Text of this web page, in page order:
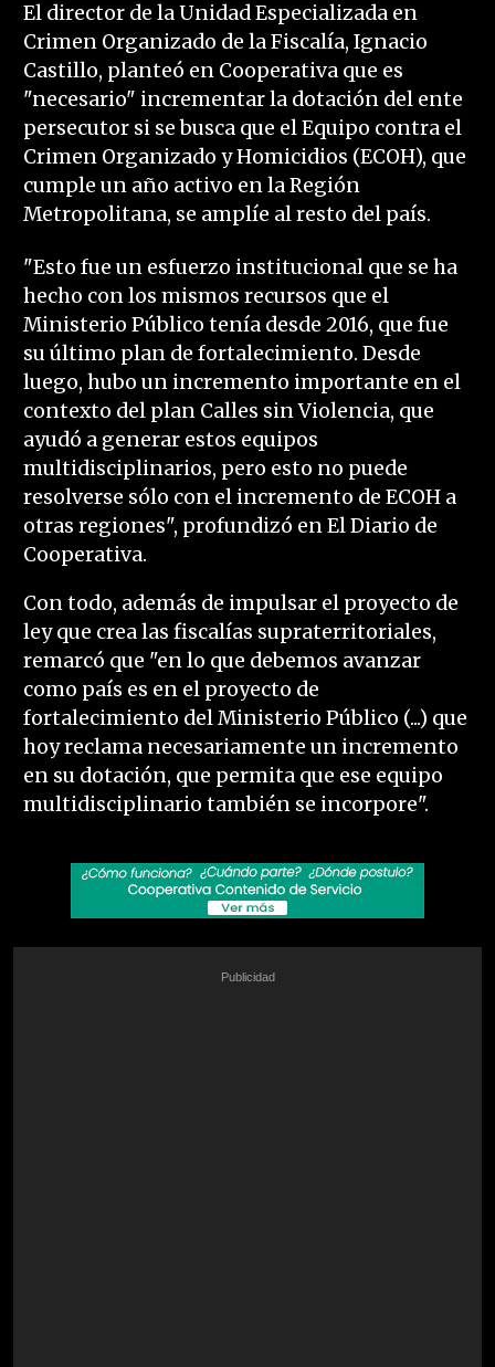
El director de la Unidad Especializada en
Crimen Organizado de la Fiscalía, Ignacio
Castillo, planteó en Cooperativa que es
"necesario" incrementar la dotación del ente
persecutor si se busca que el Equipo contra el
Crimen Organizado y Homicidios (ECOH), que
cumple un año activo en la Región
Metropolitana, se amplíe al resto del país.
"Esto fue un esfuerzo institucional que se ha
hecho con los mismos recursos que el
Ministerio Público tenía desde 2016, que fue
su último plan de fortalecimiento. Desde
luego, hubo un incremento importante en el
contexto del plan Calles sin Violencia, que
ayudó a generar estos equipos
multidisciplinarios, pero esto no puede
resolverse sólo con el incremento de ECOH a
otras regiones", profundizó en El Diario de
Cooperativa.
Con todo, además de impulsar el proyecto de
ley que crea las fiscalías supraterritoriales,
remarcó que "en lo que debemos avanzar
como país es en el proyecto de
fortalecimiento del Ministerio Público (...) que
hoy reclama necesariamente un incremento
en su dotación, que permita que ese equipo
multidisciplinario también se incorpore".